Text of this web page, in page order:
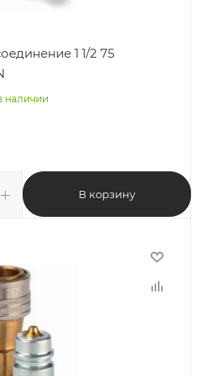
1 1/2 75
наличии
В корзину